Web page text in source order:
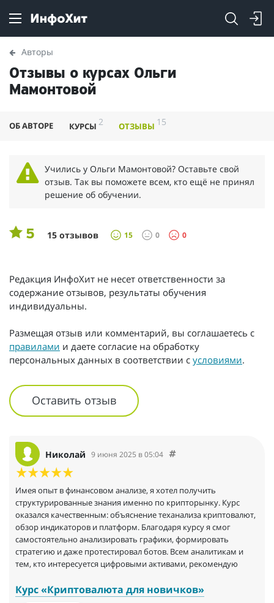
Авторы
Отзывы о курсах Ольги
Мамонтовой
ОБ АВТОРЕ КУРСЫ 2 ОТЗЫВЫ 15
Учились у Ольги Мамонтовой? Оставьте свой
отзыв. Так вы поможете всем, кто ещё не принял
решение об обучении.
5 15 отзывов 15 0 0
Редакция ИнфоХит не несет ответственности за
содержание отзывов, результаты обучения
индивидуальны.
Размещая отзыв или комментарий, вы соглашаетесь с
правилами и даете согласие на обработку
персональных данных в соответствии с условиями.
Оставить отзыв
Николай 9 июня 2025 в 05:04
Имея опыт в финансовом анализе, я хотел получить
структурированные знания именно по крипторынку. Курс
оказался качественным: объяснение теханализа криптовалют,
обзор индикаторов и платформ. Благодаря курсу я смог
самостоятельно анализировать графики, формировать
стратегию и даже протестировал ботов. Всем аналитикам и
тем, кто интересуется цифровыми активами, рекомендую
Курс «Криптовалюта для новичков»